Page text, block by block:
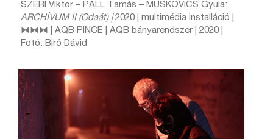
SZERI Viktor – PÁLL Tamás – MUSKOVICS Gyula:
ARCHÍVUM II (Odaát) |2020 | multimédia installáció |
⧓⧓⧓ | AQB PINCE | AQB bányarendszer | 2020 |
Fotó: Biró Dávid